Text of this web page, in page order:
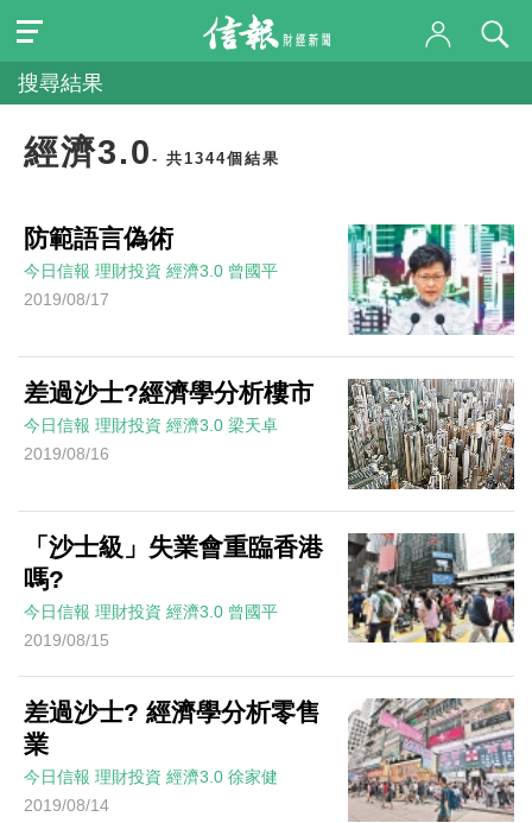
搜尋結果
經濟3.0 - 共1344個結果
防範語言偽術
今日信報 理財投資 經濟3.0 曾國平
2019/08/17
差過沙士?經濟學分析樓市
今日信報 理財投資 經濟3.0 梁天卓
2019/08/16
「沙士級」失業會重臨香港
嗎?
今日信報 理財投資 經濟3.0 曾國平
2019/08/15
差過沙士? 經濟學分析零售
業
今日信報 理財投資 經濟3.0 徐家健
2019/08/14